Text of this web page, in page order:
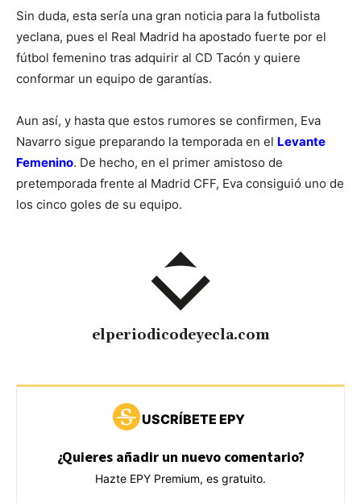
Sin duda, esta sería una gran noticia para la futbolista
yeclana, pues el Real Madrid ha apostado fuerte por el
fútbol femenino tras adquirir al CD Tacón y quiere
conformar un equipo de garantías.
Aun así, y hasta que estos rumores se confirmen, Eva
Navarro sigue preparando la temporada en el Levante
Femenino. De hecho, en el primer amistoso de
pretemporada frente al Madrid CFF, Eva consiguió uno de
los cinco goles de su equipo.
elperiodicodeyecla.com
USCRÍBETE EPY
¿Quieres añadir un nuevo comentario?
Hazte EPY Premium, es gratuito.